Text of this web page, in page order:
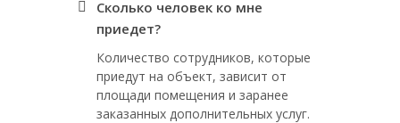
Сколько человек ко мне
приедет?
Количество сотрудников, которые
приедут на объект, зависит от
площади помещения и заранее
заказанных дополнительных услуг.